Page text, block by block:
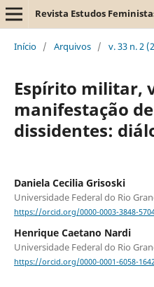
Revista Estudos
Início / Arquivos / v. 33 n. 2
Espírito militar,
manifestação
dissidentes:
Daniela Cecilia Grisoski
Universidade Federal do Rio
https://orcid.org/0000-0003-3848-
Henrique Caetano Nardi
Universidade Federal do Rio
https://orcid.org/0000-0001-6058-